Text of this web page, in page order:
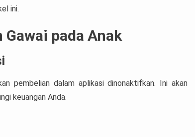
ini.
pada Anak
pembelian dalam aplikasi dinonaktifkan. Ini akan
keuangan Anda.